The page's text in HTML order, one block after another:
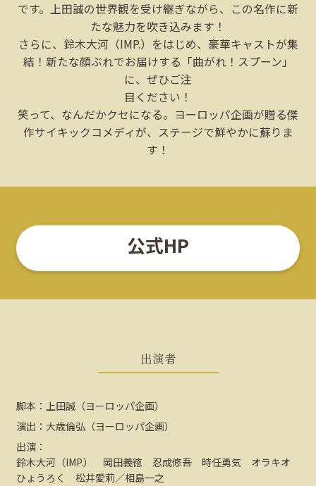
です。上田誠の世界観を受け継ぎながら、この名作に新
たな魅力を吹き込みます！
さらに、鈴木大河（IMP.）をはじめ、豪華キャストが集
結！新たな顔ぶれでお届けする「曲がれ！スプーン」
に、ぜひご注
目ください！
笑って、なんだかクセになる。ヨーロッパ企画が贈る傑
作サイキックコメディが、ステージで鮮やかに蘇りま
す！
公式HP
出演者
脚本：上田誠（ヨーロッパ企画）
演出：大歳倫弘（ヨーロッパ企画）
出演：
鈴木大河（IMP.） 岡田義徳 忍成修吾 時任勇気 オラキオ
ひょうろく 松井愛莉／相島一之